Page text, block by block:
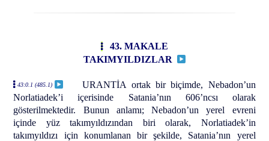
43. MAKALE
TAKIMYILDIZLAR
43:0.1 (485.1)
URANTİA ortak bir biçimde, Nebadon’un
Norlatiadek’i içerisinde Satania’nın 606’ncsı olarak
gösterilmektedir. Bunun anlamı; Nebadon’un yerel evreni
içinde yüz takımyıldızından biri olarak, Norlatiadek’in
takımyıldızı için konumlanan bir şekilde, Satania’nın yerel